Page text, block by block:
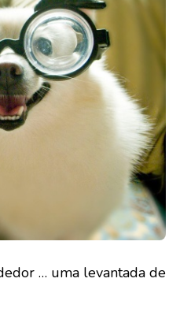
… uma levantada de